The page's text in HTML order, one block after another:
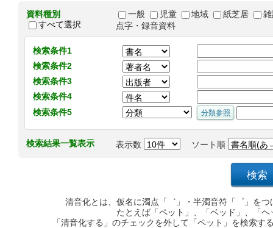
資料種別
すべて選択
一般 児童 地域 紙芝居
点字・録音資料
検索条件1
検索条件2
検索条件3
検索条件4
検索条件5
検索結果一覧表示 表示数 ソート順
清音化とは、仮名に濁点「゛」・半濁音符「゜」を
たとえば「ペット」、「ベッド」、「
「清音化する」のチェックを外して「ペット」を検索